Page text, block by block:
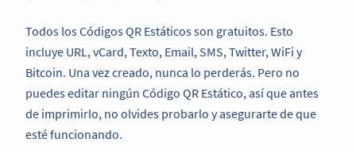
Todos los Códigos QR Estáticos son gratuitos. Esto
incluye URL, vCard, Texto, Email, SMS, Twitter, WiFi y
Bitcoin. Una vez creado, nunca lo perderás. Pero no
puedes editar ningún Código QR Estático, así que antes
de imprimirlo, no olvides probarlo y asegurarte de que
esté funcionando.